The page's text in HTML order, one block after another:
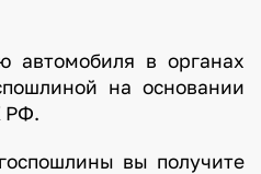
автомобиля в органах
на основании
РФ.
вы получите